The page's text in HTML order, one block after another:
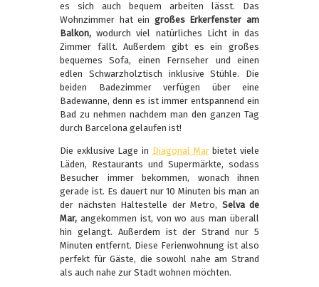
es sich auch bequem arbeiten lässt. Das
Wohnzimmer hat ein großes Erkerfenster am
Balkon,wodurch viel natürliches Licht in das
Zimmer fällt. Außerdem gibt es ein großes
bequemes Sofa, einen Fernseher und einen
edlen Schwarzholztisch inklusive Stühle. Die
beiden Badezimmer verfügen über eine
Badewanne, denn es ist immer entspannend ein
Bad zu nehmen nachdem man den ganzen Tag
durch Barcelona gelaufen ist!
Die exklusive Lage in Diagonal Marbietet viele
Läden, Restaurants und Supermärkte, sodass
Besucher immer bekommen, wonach ihnen
gerade ist. Es dauert nur 10 Minuten bis man an
der nächsten Haltestelle der Metro, Selva de
Mar, angekommen ist, von wo aus man überall
hin gelangt. Außerdem ist der Strand nur 5
Minuten entfernt. Diese Ferienwohnung ist also
perfekt für Gäste, die sowohl nahe am Strand
als auch nahe zur Stadt wohnen möchten.